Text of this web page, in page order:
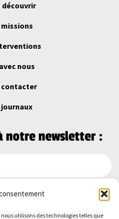
utilisons des technologies telles que
découvrir
missions
nous
contacter
journaux
notre newsletter :